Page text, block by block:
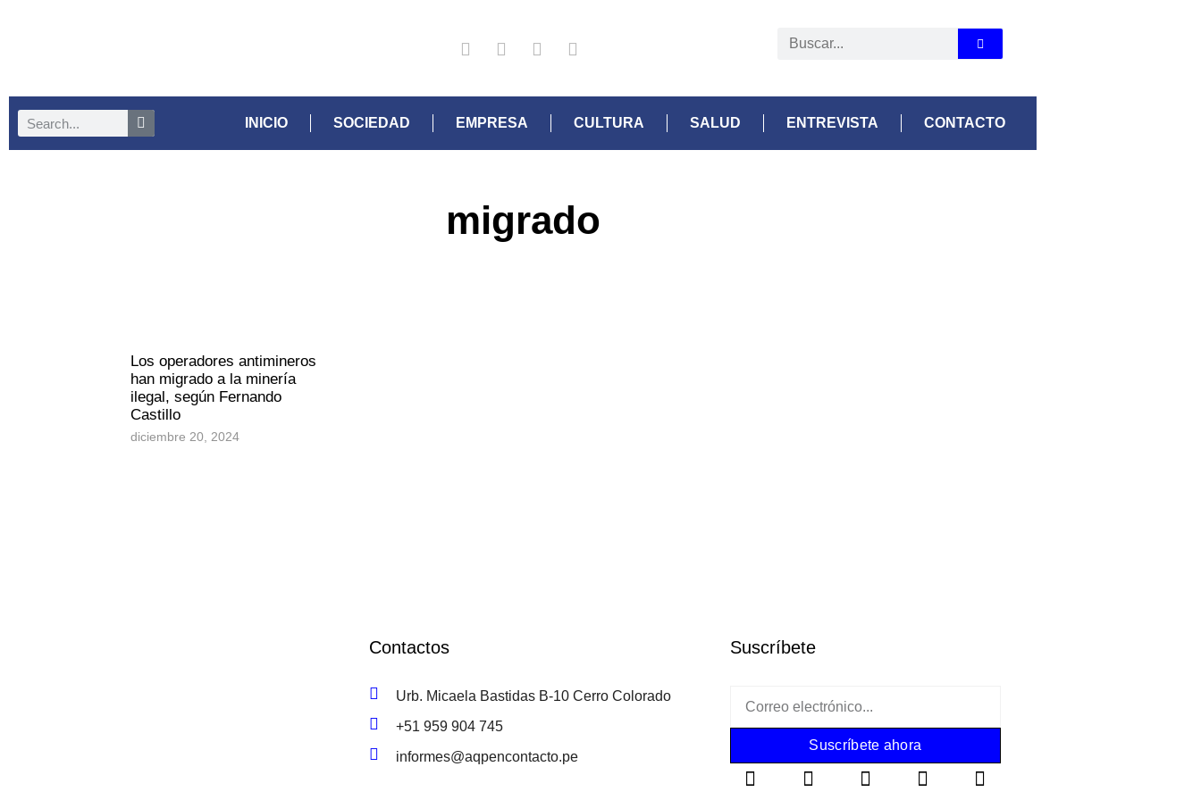
INICIO SOCIEDAD EMPRESA CULTURA SALUD ENTREVISTA CONTACTO
migrado
Los operadores antimineros
han migrado a la minería
ilegal, según Fernando
Castillo
diciembre 20, 2024
Contactos
Urb. Micaela Bastidas B-10 Cerro Colorado
+51 959 904 745
informes@aqpencontacto.pe
Suscríbete
Suscríbete ahora